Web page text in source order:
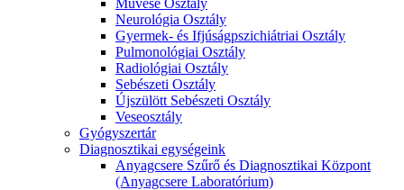
Művese Osztály
Neurológia Osztály
Gyermek- és Ifjúságpszichiátriai Osztály
Pulmonológiai Osztály
Radiológiai Osztály
Sebészeti Osztály
Újszülött Sebészeti Osztály
Veseosztály
Gyógyszertár
Diagnosztikai egységeink
Anyagcsere Szűrő és Diagnosztikai Központ
(Anyagcsere Laboratórium)